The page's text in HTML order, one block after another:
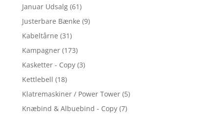
Januar Udsalg (61)
Justerbare Bænke (9)
Kabeltårne (31)
Kampagner (173)
Kasketter - Copy (3)
Kettlebell (18)
Klatremaskiner / Power Tower (5)
Knæbind & Albuebind - Copy (7)